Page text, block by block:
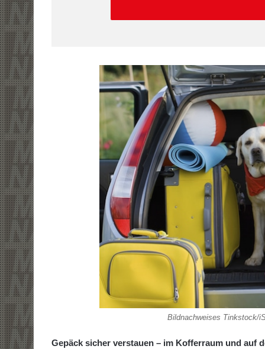
Bildnachweises Tinkstock/
Gepäck sicher verstauen – im Kofferraum und auf